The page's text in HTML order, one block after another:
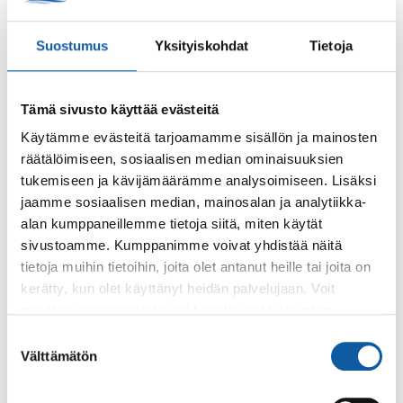
Suostumus Yksityiskohdat Tietoja
Tämä sivusto käyttää evästeitä
Käytämme evästeitä tarjoamamme sisällön ja mainosten
räätälöimiseen, sosiaalisen median ominaisuuksien
tukemiseen ja kävijämäärämme analysoimiseen. Lisäksi
jaamme sosiaalisen median, mainosalan ja analytiikka-
alan kumppaneillemme tietoja siitä, miten käytät
sivustoamme. Kumppanimme voivat yhdistää näitä
tietoja muihin tietoihin, joita olet antanut heille tai joita on
kerätty, kun olet käyttänyt heidän palvelujaan. Voit
valinta
Välttämätön
Tapahtumat 29.4. klo 19:00–20:00
Perinteinen musiikkiopiston kevätkonsertti järjestetään
tällä kertaa huhtikuun viimeisenä tiistaina.
Sivut
Opiston yhteystiedot ja aukioloajat
Palvelemme Paimion kaupungintalolla ja verkossa!
Paimion opiston kurssitarjonta on julkaistu